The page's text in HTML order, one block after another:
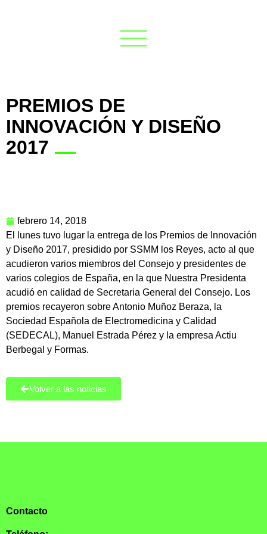
PREMIOS DE
INNOVACIÓN Y DISEÑO
2017
febrero 14, 2018
El lunes tuvo lugar la entrega de los Premios de Innovación
y Diseño 2017, presidido por SSMM los Reyes, acto al que
acudieron varios miembros del Consejo y presidentes de
varios colegios de España, en la que Nuestra Presidenta
acudió en calidad de Secretaria General del Consejo. Los
premios recayeron sobre Antonio Muñoz Beraza, la
Sociedad Española de Electromedicina y Calidad
(SEDECAL), Manuel Estrada Pérez y la empresa Actiu
Berbegal y Formas.
Volver a las noticias
Contacto